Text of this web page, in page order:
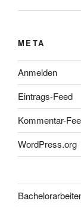
META
Anmelden
Eintrags-Feed
Kommentar-
WordPress.org